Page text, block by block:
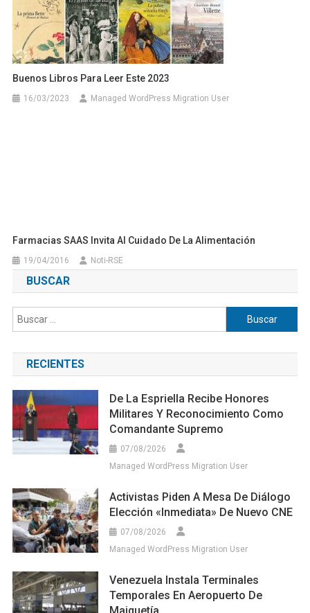
Buenos Libros Para Leer Este 2023
16/03/2023 Managed WordPress Migration User
RECIENTES
De La Espriella Recibe Honores
Militares Y Reconocimiento Como
Managed WordPress Migration User
Activistas Piden A Mesa De Diálogo
Elección «inmediata» De Nuevo CNE
07/08/2026
Managed WordPress Migration User
Venezuela Instala Terminales
Temporales En Aeropuerto De
ONG Descarta Que Los Cortes
Eléctricos En Venezuela Sean Por El